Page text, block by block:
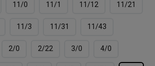
11/0 11/1 11/12 11/21
11/3 11/31 11/43
2/0 2/22 3/0 4/0